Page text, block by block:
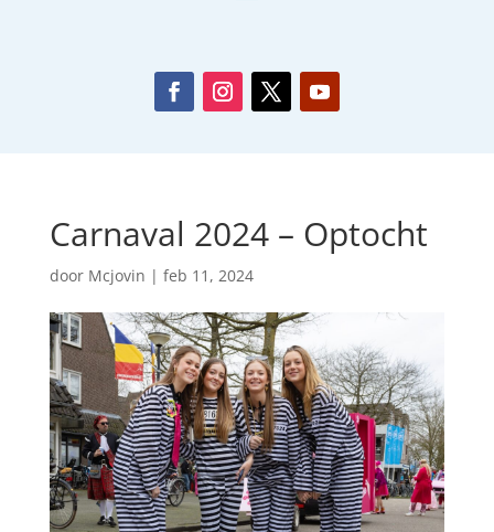
Carnaval 2024 – Optocht
door Mcjovin | feb 11, 2024